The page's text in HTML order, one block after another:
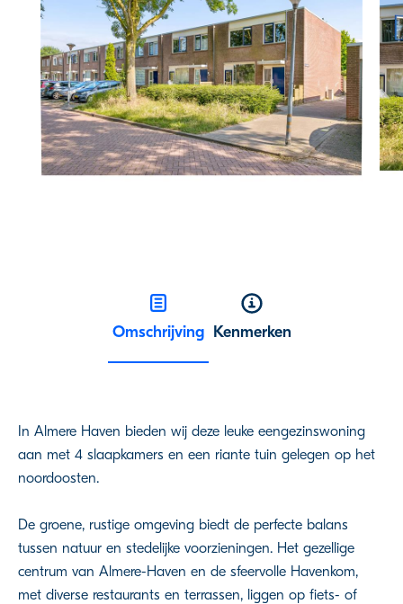
Omschrijving Kenmerken
In Almere Haven bieden wij deze leuke eengezinswoning
aan met 4 slaapkamers en een riante tuin gelegen op het
noordoosten.
De groene, rustige omgeving biedt de perfecte balans
tussen natuur en stedelijke voorzieningen. Het gezellige
centrum van Almere-Haven en de sfeervolle Havenkom,
met diverse restaurants en terrassen, liggen op fiets- of